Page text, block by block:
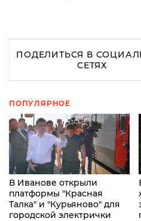
ПОДЕЛИТЬСЯ В
СЕТЯХ
ПОПУЛЯРНОЕ
В Иванове открыли
платформы "Красная
Талка" и "Курьяново" для
городской электрички